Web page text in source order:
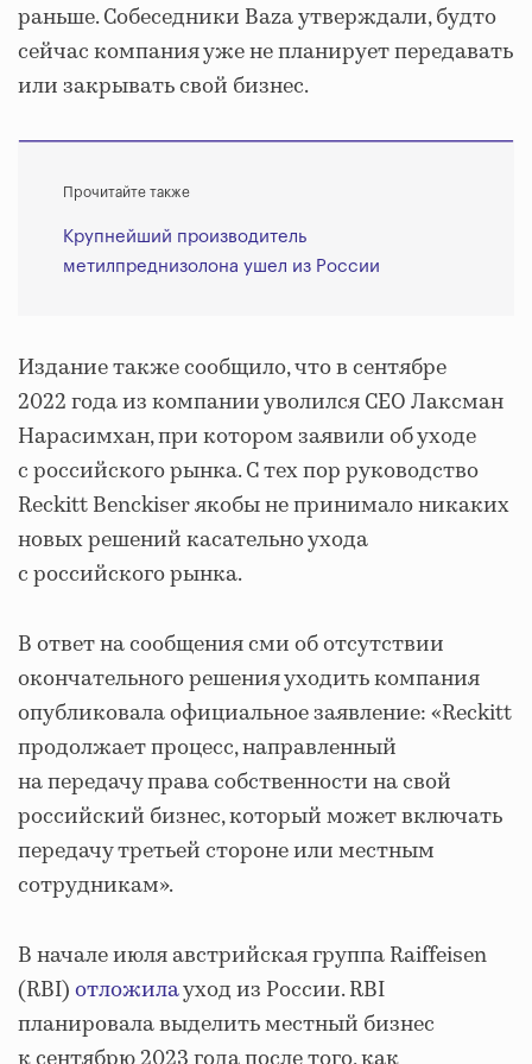
раньше. Собеседники Baza утверждали, будто
сейчас компания уже не планирует передавать
или закрывать свой бизнес.
Прочитайте также
Крупнейший производитель
метилпреднизолона ушел из России
Издание также сообщило, что в сентябре
2022 года из компании уволился CEO Лаксман
Нарасимхан, при котором заявили об уходе
с российского рынка. С тех пор руководство
Reckitt Benckiser якобы не принимало никаких
новых решений касательно ухода
с российского рынка.
В ответ на сообщения сми об отсутствии
окончательного решения уходить компания
опубликовала официальное заявление: «Reckitt
продолжает процесс, направленный
на передачу права собственности на свой
российский бизнес, который может включать
передачу третьей стороне или местным
сотрудникам».
В начале июля австрийская группа Raiffeisen
(RBI)отложилауход из России. RBI
планировала выделить местный бизнес